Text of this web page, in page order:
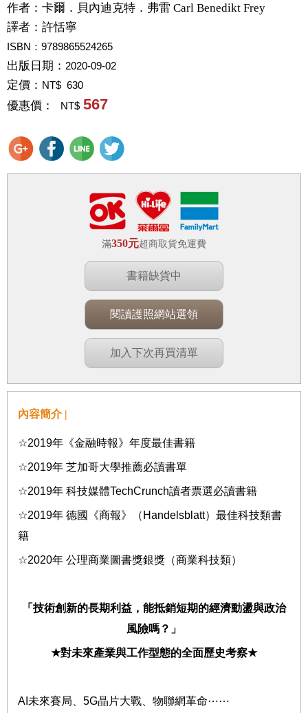
作者： 卡爾．貝內迪克特．弗雷 Carl Benedikt Frey
譯者： 許恬寧
ISBN：9789865524265
出版日期： 2020-09-02
定價： NT$ 630
優惠價： NT$ 567
滿350元超商取貨免運費
書籍缺貨中
閱讀護照網站選領
加入下次再買清單
內容簡介 |
☆2019年《金融時報》年度最佳書籍
☆2019年 芝加哥大學推薦必讀書單
☆2019年 科技媒體TechCrunch讀者票選必讀書籍
☆2019年 德國《商報》（ Handelsblatt）最佳科技類書
籍
☆2020年 公理商業圖書獎銀獎（商業科技類）
「技術創新的長期利益，能抵銷短期的經濟動盪與政治
風險嗎？」
★對未來產業與工作型態的全面歷史考察★
AI 未來賽局、 5G晶片大戰、物聯網革命⋯⋯